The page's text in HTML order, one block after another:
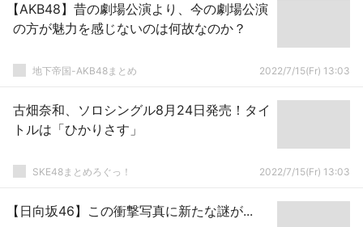
【AKB48】昔の劇場公演より、今の劇場公演
の方が魅力を感じないのは何故なのか？
地下帝国-AKB48まとめ 2022/7/15(Fr) 13:03
古畑奈和、ソロシングル8月24日発売！タイ
トルは「ひかりさす」
SKE48まとめろぐっ！ 2022/7/15(Fr) 13:03
【日向坂46】この衝撃写真に新たな謎が...